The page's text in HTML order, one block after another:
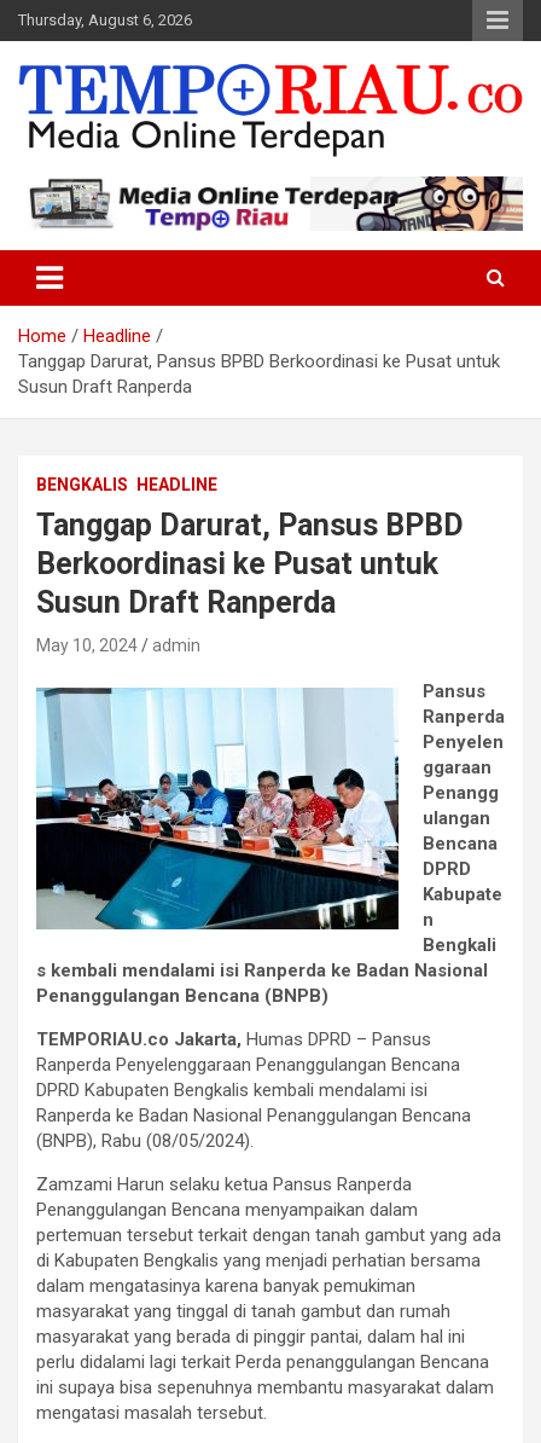
Skip
to
content
Thursday, August 6, 2026
Tempo Riau
Home
Headline
Tanggap Darurat, Pansus BPBD Berkoordinasi ke Pusat untuk
Susun Draft Ranperda
BENGKALIS HEADLINE
Tanggap Darurat, Pansus BPBD
Berkoordinasi ke Pusat untuk
Susun Draft Ranperda
May 10, 2024 admin
Pansus
Ranperda
Penyelen
ggaraan
Penangg
ulangan
Bencana
DPRD
Kabupate
n
Bengkali
s kembali mendalami isi Ranperda ke Badan Nasional
Penanggulangan Bencana (BNPB)
TEMPORIAU.co Jakarta, Humas DPRD – Pansus
Ranperda Penyelenggaraan Penanggulangan Bencana
DPRD Kabupaten Bengkalis kembali mendalami isi
Ranperda ke Badan Nasional Penanggulangan Bencana
(BNPB), Rabu (08/05/2024).
Zamzami Harun selaku ketua Pansus Ranperda
Penanggulangan Bencana menyampaikan dalam
pertemuan tersebut terkait dengan tanah gambut yang ada
di Kabupaten Bengkalis yang menjadi perhatian bersama
dalam mengatasinya karena banyak pemukiman
masyarakat yang tinggal di tanah gambut dan rumah
masyarakat yang berada di pinggir pantai, dalam hal ini
perlu didalami lagi terkait Perda penanggulangan Bencana
ini supaya bisa sepenuhnya membantu masyarakat dalam
mengatasi masalah tersebut.